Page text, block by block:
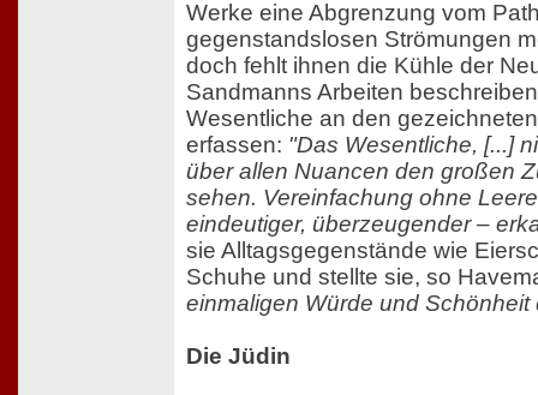
Werke eine Abgrenzung vom
gegenstandslosen Strömungen
doch fehlt ihnen die Kühle der
Sandmanns Arbeiten
Wesentliche an den
erfassen: "Das Wesentliche, [...]
über allen Nuancen den großen
sehen. Vereinfachung ohne
eindeutiger, überzeugender –
sie Alltagsgegenstände wie
Schuhe und stellte sie, so
einmaligen Würde und Schönheit
Die Jüdin